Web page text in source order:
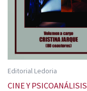
Editorial Ledoria
CINE Y PSICOANÁLISIS